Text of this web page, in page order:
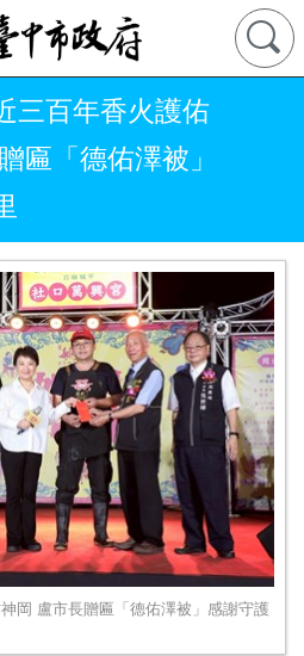
三百年香火護佑
匾「德佑澤被」
岡 盧市長贈匾「德佑澤被」感謝守護